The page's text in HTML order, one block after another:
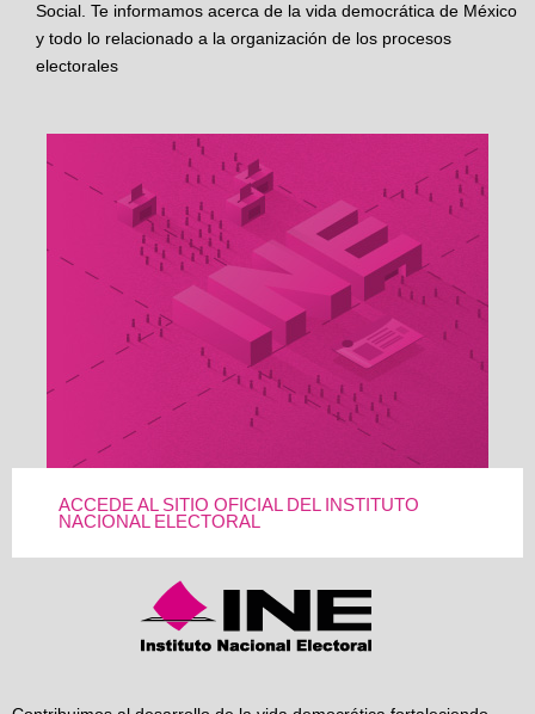
Social. Te informamos acerca de la vida democrática de México
y todo lo relacionado a la organización de los procesos
electorales
ACCEDE AL SITIO OFICIAL DEL INSTITUTO
NACIONAL ELECTORAL